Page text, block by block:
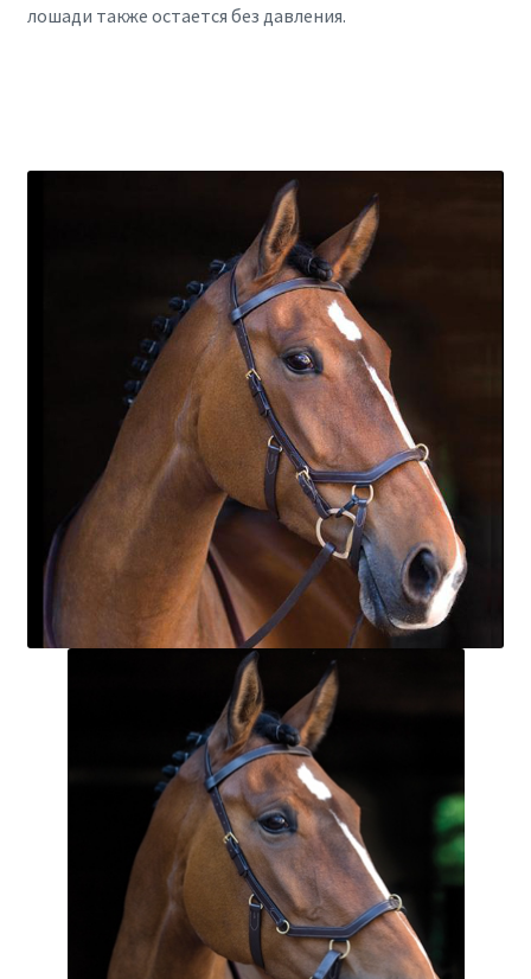
лошади также остается без давления.